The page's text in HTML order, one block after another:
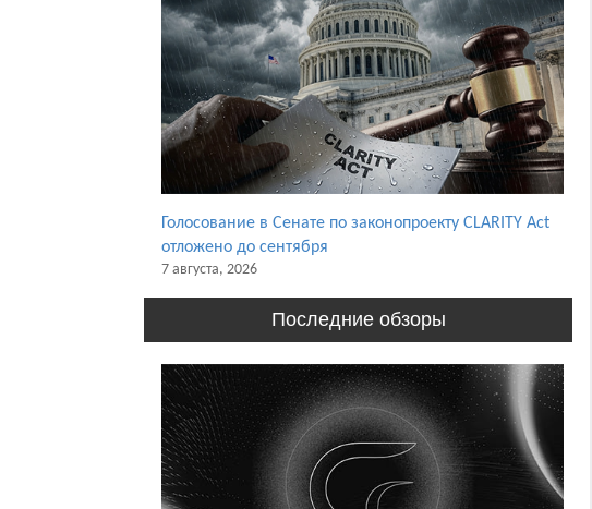
Голосование в Сенате по законопроекту CLARITY Act
отложено до сентября
7 августа, 2026
Последние обзоры